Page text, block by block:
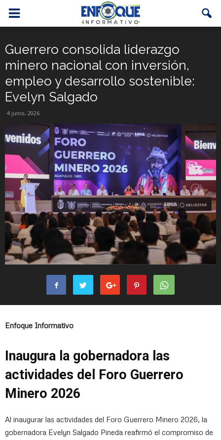
Guerrero consolida liderazgo
minero nacional con inversión,
empleo y desarrollo sostenible:
Evelyn Salgado
4 junio, 2026
Enfoque Informativo
Inaugura la gobernadora las
actividades del Foro Guerrero
Minero 2026
Al inaugurar las actividades del Foro Guerrero Minero 2026, la
gobernadora Evelyn Salgado Pineda reafirmó el compromiso de